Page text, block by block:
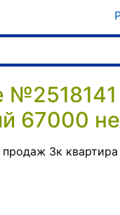
№2518141
67000
3к